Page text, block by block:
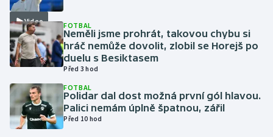
Lezení
Lyže a snowboard
Moderní pětiboj
Motorsport
Olympijské hry
Video FOTBAL
Neměli jsme prohrát, takovou chybu si
hráč nemůže dovolit, zlobil se Horejš po
duelu s Besiktasem
Před 3 hod
FOTBAL
Polidar dal dost možná první gól hlavou.
Palici nemám úplně špatnou, zářil
Před 10 hod